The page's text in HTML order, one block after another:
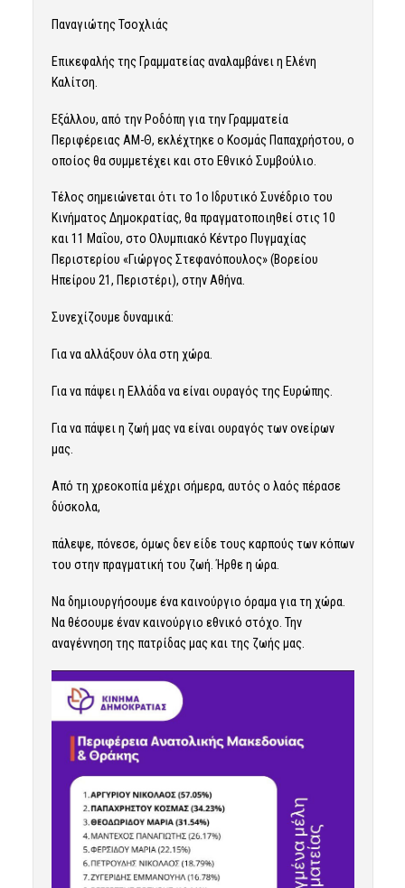
Παναγιώτης Τσοχλιάς
Επικεφαλής της Γραμματείας αναλαμβάνει η Ελένη
Καλίτση.
Εξάλλου, από την Ροδόπη για την Γραμματεία
Περιφέρειας ΑΜ-Θ, εκλέχτηκε ο Κοσμάς Παπαχρήστου, ο
οποίος θα συμμετέχει και στο Εθνικό Συμβούλιο.
Τέλος σημειώνεται ότι το 1ο Ιδρυτικό Συνέδριο του
Κινήματος Δημοκρατίας, θα πραγματοποιηθεί στις 10
και 11 Μαΐου, στο Ολυμπιακό Κέντρο Πυγμαχίας
Περιστερίου «Γιώργος Στεφανόπουλος» (Βορείου
Ηπείρου 21, Περιστέρι), στην Αθήνα.
Συνεχίζουμε δυναμικά:
Για να αλλάξουν όλα στη χώρα.
Για να πάψει η Ελλάδα να είναι ουραγός της Ευρώπης.
Για να πάψει η ζωή μας να είναι ουραγός των ονείρων
μας.
Από τη χρεοκοπία μέχρι σήμερα, αυτός ο λαός πέρασε
δύσκολα,
πάλεψε, πόνεσε, όμως δεν είδε τους καρπούς των κόπων
του στην πραγματική του ζωή. Ήρθε η ώρα.
Να δημιουργήσουμε ένα καινούργιο όραμα για τη χώρα.
Να θέσουμε έναν καινούργιο εθνικό στόχο. Την
αναγέννηση της πατρίδας μας και της ζωής μας.